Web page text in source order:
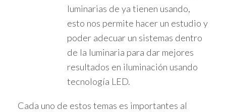
luminarias de ya tienen usando,
esto nos permite hacer un estudio y
poder adecuar un sistemas dentro
de la luminaria para dar mejores
resultados en iluminación usando
tecnología LED.
Cada uno de estos temas es importantes al